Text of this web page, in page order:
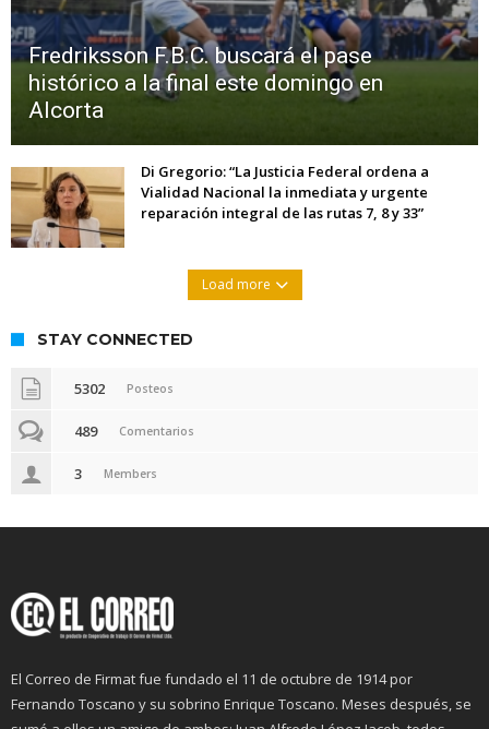
Fredriksson F.B.C. buscará el pase
histórico a la final este domingo en
Alcorta
Di Gregorio: “La Justicia Federal ordena a
Vialidad Nacional la inmediata y urgente
reparación integral de las rutas 7, 8 y 33”
Load more
STAY CONNECTED
5302 Posteos
489 Comentarios
3 Members
El Correo de Firmat fue fundado el 11 de octubre de 1914 por
Fernando Toscano y su sobrino Enrique Toscano. Meses después, se